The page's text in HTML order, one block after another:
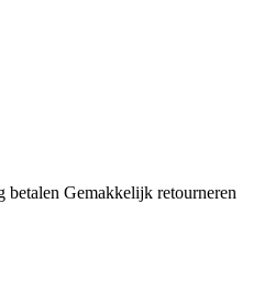
betalen Gemakkelijk retourneren